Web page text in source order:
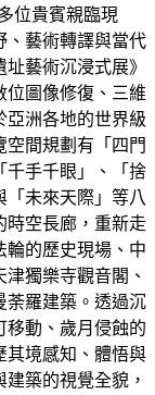
位貴賓親臨現
、藝術轉譯與當代
藝術沉浸式展》
位圖像修復、三維
亞洲各地的世界級
空間規劃有「四門
千手千眼」、「捨
「未來天際」等八
時空長廊，重新走
輪的歷史現場、中
獨樂寺觀音閣、
荼羅建築。透過沉
移動、歲月侵蝕的
其境感知、體悟與
築的視覺全貌，